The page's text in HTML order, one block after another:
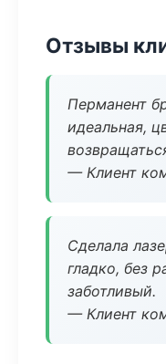
Отзывы
Перманент
идеальная,
— Клиент
Сделала
гладко, без
заботливый.
— Клиент